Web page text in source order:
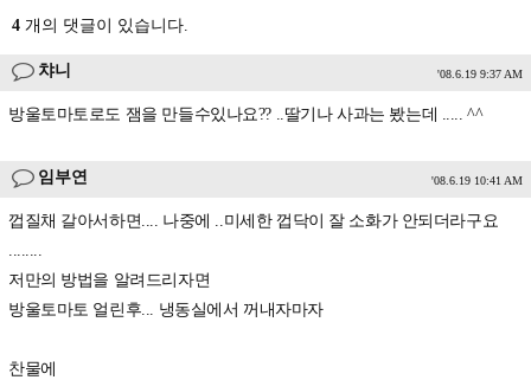
4 개의 댓글이 있습니다.
챠니 '08.6.19 9:37 AM
방울토마토로도 잼을 만들수있나요?? ..딸기나 사과는 봤는데 ..... ^^
임부연 '08.6.19 10:41 AM
껍질채 갈아서하면.... 나중에 ..미세한 껍닥이 잘 소화가 안되더라구요
........
저만의 방법을 알려드리자면
방울토마토 얼린후... 냉동실에서 꺼내자마자
찬물에